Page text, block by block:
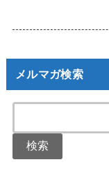
メルマガ検索